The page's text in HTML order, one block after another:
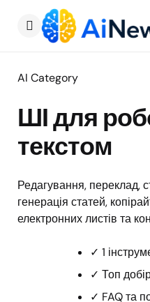
Меню
AI Category
ШІ для
текстом
Редагування, переклад,
генерація статей,
електронних листів та
✓ 1
✓ Топ
✓ FAQ та